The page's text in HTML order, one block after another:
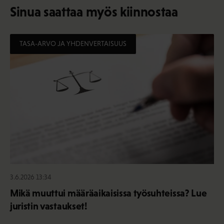
Sinua saattaa myös kiinnostaa
TASA-ARVO JA YHDENVERTAISUUS
3.6.2026 13:34
Mikä muuttui määräaikaisissa työsuhteissa? Lue
juristin vastaukset!